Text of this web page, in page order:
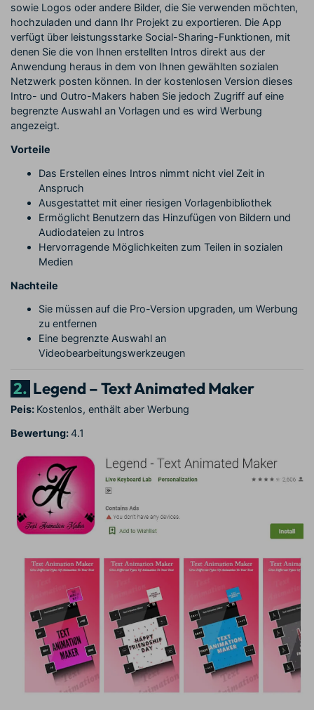
sowie Logos oder andere Bilder, die Sie verwenden möchten,
hochzuladen und dann Ihr Projekt zu exportieren. Die App
verfügt über leistungsstarke Social-Sharing-Funktionen, mit
denen Sie die von Ihnen erstellten Intros direkt aus der
Anwendung heraus in dem von Ihnen gewählten sozialen
Netzwerk posten können. In der kostenlosen Version dieses
Intro- und Outro-Makers haben Sie jedoch Zugriff auf eine
begrenzte Auswahl an Vorlagen und es wird Werbung
angezeigt.
Vorteile
Das Erstellen eines Intros nimmt nicht viel Zeit in
Anspruch
Ausgestattet mit einer riesigen Vorlagenbibliothek
Ermöglicht Benutzern das Hinzufügen von Bildern und
Audiodateien zu Intros
Hervorragende Möglichkeiten zum Teilen in sozialen
Medien
Nachteile
Sie müssen auf die Pro-Version upgraden, um Werbung
zu entfernen
Eine begrenzte Auswahl an
Videobearbeitungswerkzeugen
2. Legend – Text Animated Maker
Peis: Kostenlos, enthält aber Werbung
Bewertung:4.1